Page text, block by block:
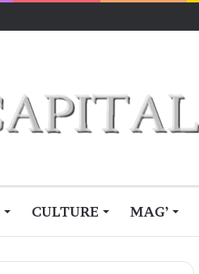
CULTURE MAG’